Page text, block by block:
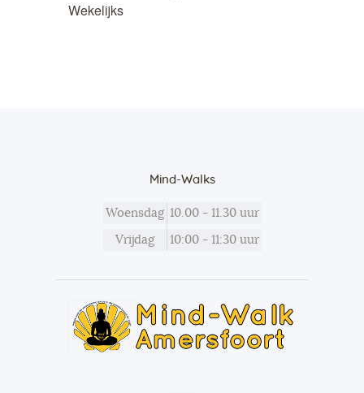
Wekelijks
Mind-Walks
Woensdag 10.00 - 11.30 uur
Vrijdag 10:00 - 11:30 uur